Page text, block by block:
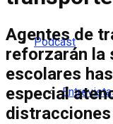
Podcast
Agentes de
reforzarán la
escolares
especial